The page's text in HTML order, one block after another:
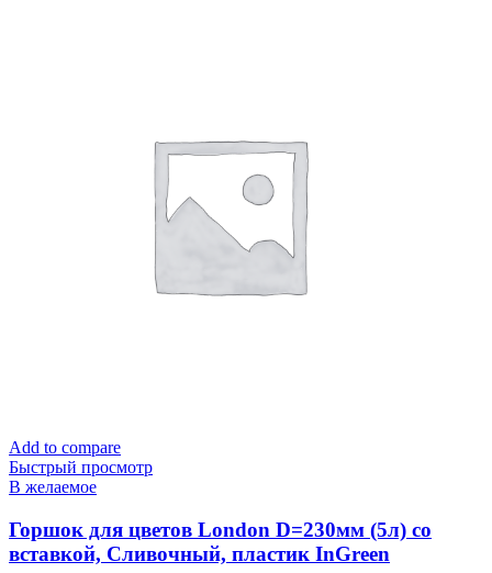
Add to compare
Быстрый просмотр
В желаемое
Горшок для цветов London D=230мм (5л) со
вставкой, Сливочный, пластик InGreen